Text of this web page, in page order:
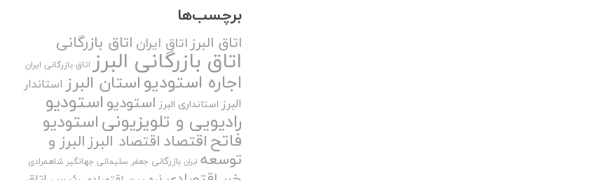
برچسب‌ها
اتاق البرزاتاق ایران اتاق بازرگانی
اتاق بازرگانی البرز اتاق بازرگانی ایران
اجاره استودیواستان البرز استاندار
البرز استانداری البرز استودیواستودیو
رادیویی و تلویزیونیاستودیو
فاتحاقتصاداقتصاد البرزالبرز و
توسعه ایران بازرگانی جعفر سلیمانی جهانگیر شاهمرادی